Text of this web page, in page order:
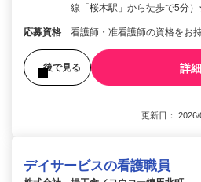
線「桜木駅」から徒歩で5分
応募資格 看護師・准看護師の資格をお
後で見る 詳
更新日：
デイサービスの看護職員